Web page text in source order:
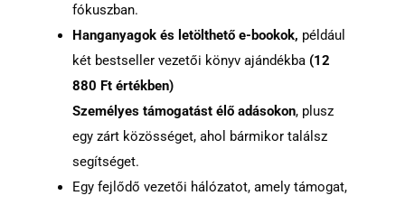
fókuszban.
Hanganyagok és letölthető e-bookok, például
két bestseller vezetői könyv ajándékba (12
880 Ft értékben)
Személyes támogatást élő adásokon, plusz
egy zárt közösséget, ahol bármikor találsz
segítséget.
Egy fejlődő vezetői hálózatot, amely támogat,